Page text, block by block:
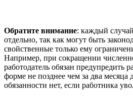
Обратите внимание: каждый
отдельно, так как могут быть
свойственные только ему
Например, при сокращении
работодатель обязан предупредить
форме не позднее чем за два месяца
обязанности нет, если работника